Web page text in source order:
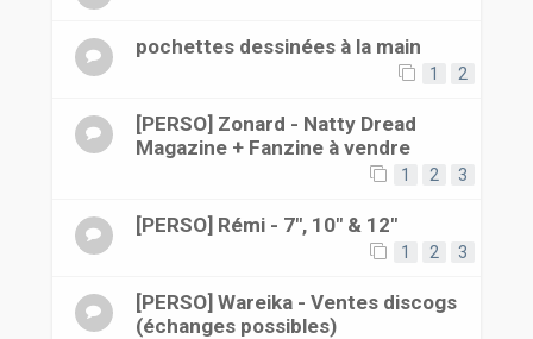
pochettes dessinées à la main
1 2
[PERSO] Zonard - Natty Dread
Magazine + Fanzine à vendre
1 2 3
[PERSO] Rémi - 7", 10" & 12"
1 2 3
[PERSO] Wareika - Ventes discogs
(échanges possibles)